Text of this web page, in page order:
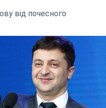
від почесного